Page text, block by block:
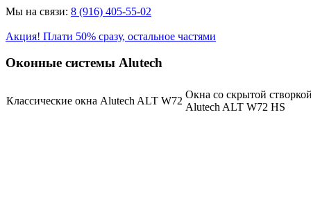
Мы на связи: 8 (916) 405-55-02
Акция! Плати 50% сразу, остальное частями
Оконные системы Alutech
Классические окна Alutech ALT W72
Окна со скрытой
Alutech ALT W72 HS